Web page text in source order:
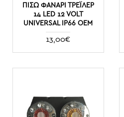
ΠΊΣΩ ΦΑΝΆΡΙ ΤΡΈΙΛΕΡ
14 LED 12 VOLT
UNIVERSAL IP66 ΟΕΜ
13,00€